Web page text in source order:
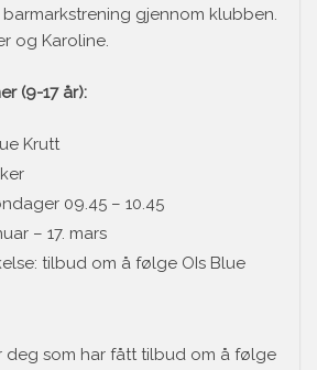
gjennom klubben.
og Karoline.
(9-17 år):
Krutt
09.45 – 10.45
– 17. mars
tilbud om å følge OIs Blue
deg som har fått tilbud om å følge